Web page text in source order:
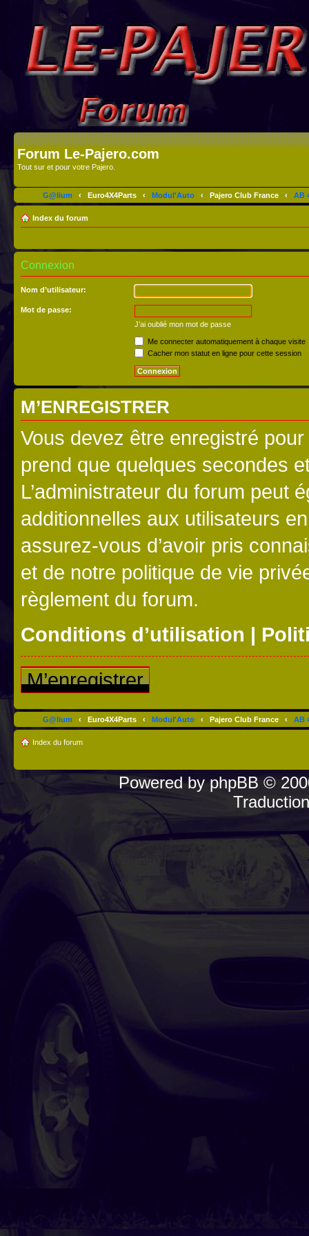
Forum Le-Pajero.com
Tout sur et pour votre Pajero.
G@lium ‹ Euro4X4Parts ‹ Modul'Auto ‹ Pajero Club France ‹ AB
Index du forum
Connexion
Nom d’utilisateur:
Mot de passe:
J’ai oublié mon mot de passe
Me connecter automatiquement à chaque visite
Cacher mon statut en ligne pour cette session
M’ENREGISTRER
Vous devez être enregistré
prend que quelques secondes
L’administrateur du forum peut
additionnelles aux utilisateurs
assurez-vous d’avoir pris
et de notre politique de vie
règlement du forum.
Conditions d’utilisation |
M’enregistrer
G@lium ‹ Euro4X4Parts ‹ Modul'Auto ‹ Pajero Club France ‹ AB
Index du forum
Powered byphpBB©